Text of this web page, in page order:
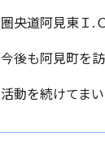
圏央道阿見東Ｉ.
今後も阿見町を
活動を続けてま